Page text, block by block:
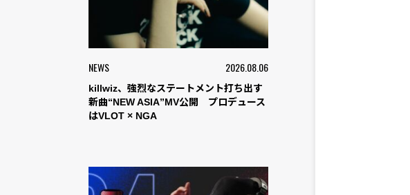
NEWS 2026.08.06
killwiz、強烈なステートメント打ち出す
新曲“NEW ASIA”MV公開 プロデュース
はVLOT × NGA